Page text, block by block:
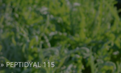
»PEPTIDYAL 115